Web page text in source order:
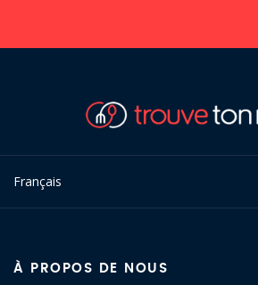
Français
À PROPOS DE NOUS